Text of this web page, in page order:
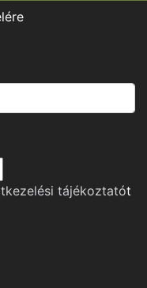
tájékoztatót